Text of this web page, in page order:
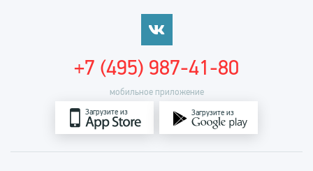
мобильное приложение
Загрузите из Загрузите из
+7 (495) 987-41-80